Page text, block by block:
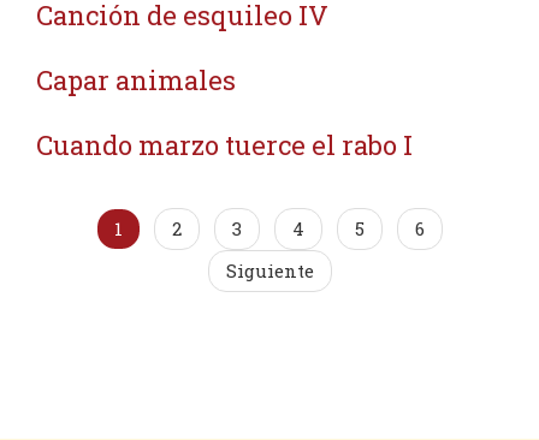
Canción de esquileo IV
Capar animales
Cuando marzo tuerce el rabo I
1 2 3 4 5
6
Siguiente